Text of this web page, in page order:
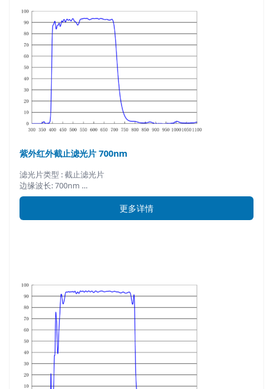
紫外红外截止滤光片 700nm
滤光片类型 : 截止滤光片
边缘波长: 700nm …
更多详情